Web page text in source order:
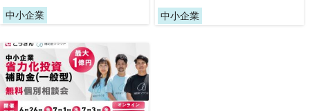
中小企業 中小企業